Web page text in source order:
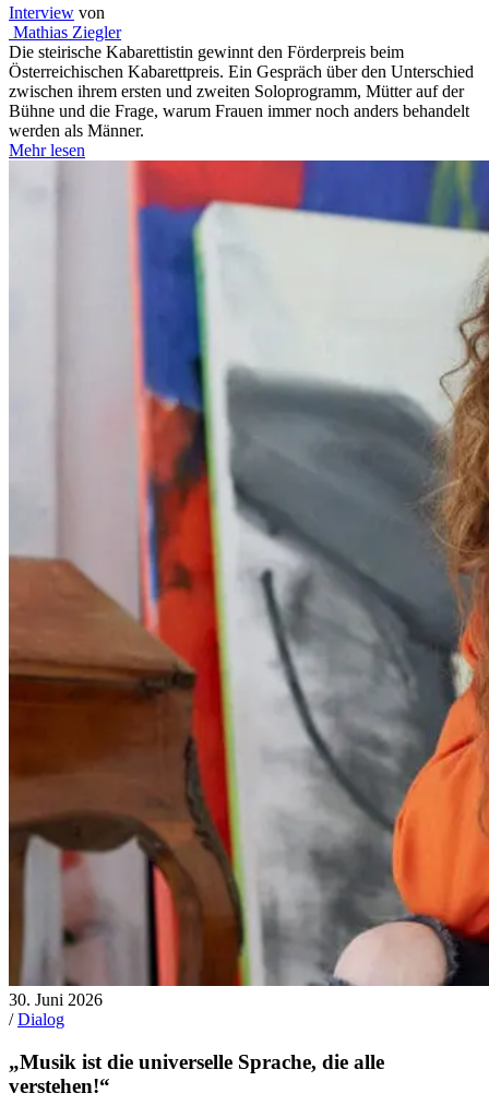
Interview von
Mathias Ziegler
Die steirische Kabarettistin gewinnt den Förderpreis beim
Österreichischen Kabarettpreis. Ein Gespräch über den Unterschied
zwischen ihrem ersten und zweiten Soloprogramm, Mütter auf der
Bühne und die Frage, warum Frauen immer noch anders behandelt
werden als Männer.
Mehr lesen
30. Juni 2026
/Dialog
„Musik ist die universelle Sprache, die alle
verstehen!“